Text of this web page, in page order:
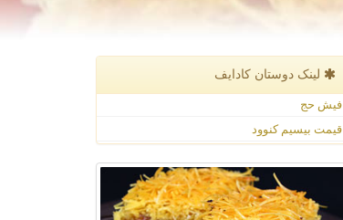
لینک دوستان كادایف
فیش حج
قیمت بیسیم کنوود